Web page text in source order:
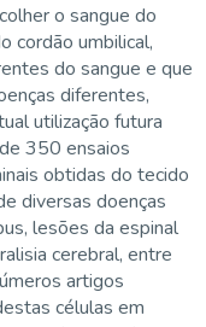
o sangue do
cordão umbilical,
do sangue e que
diferentes,
utilização futura
350 ensaios
obtidas do tecido
diversas doenças
lesões da espinal
cerebral, entre
artigos
células em